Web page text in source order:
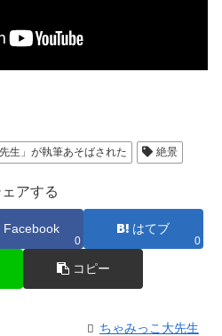
生」が執筆あそばされた 絶景
ェアする
Facebook
0
はてブ
0
コピー
ちゃみっこ大先生